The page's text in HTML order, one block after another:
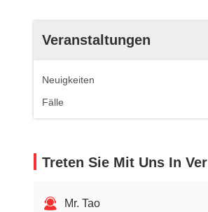
Veranstaltungen
Neuigkeiten
Fälle
Treten Sie Mit Uns In Verbindung
Mr. Tao